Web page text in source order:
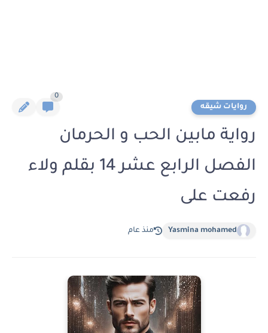
روايات شيقه
0
رواية مابين الحب و الحرمان
الفصل الرابع عشر 14 بقلم ولاء
رفعت على
Yasmina mohamed منذ عام